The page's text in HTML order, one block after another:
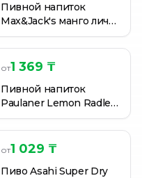
Пивной напиток
Max&Jack's манго личи
4,7% 0,4 л
от1 369 ₸
Пивной напиток
Paulaner Lemon Radler
2,5% 0,5 л ж/бан.
от1 029 ₸
Пиво Asahi Super Dry